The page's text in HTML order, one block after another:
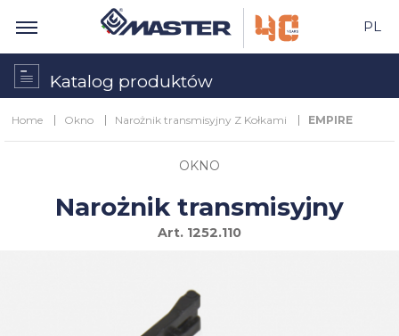
PL
Katalog produktów
Home Okno Narożnik transmisyjny Z Kołkami EMPIRE
OKNO
Narożnik transmisyjny
Art. 1252.110